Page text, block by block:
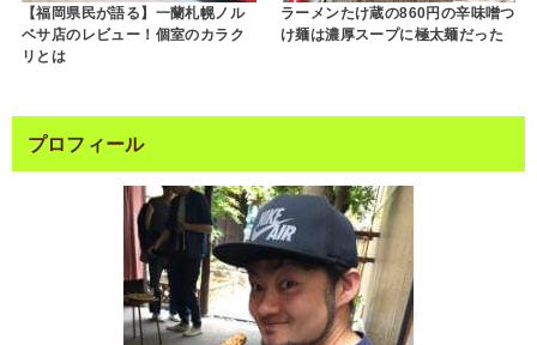
【福岡県民が語る】一蘭札幌ノル
ベサ店のレビュー！個室のカラク
リとは
ラーメンたけ蔵の860円の辛味噌つ
け麺は濃厚スープに極太麺だった
プロフィール